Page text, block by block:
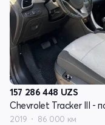
157 286 448 UZS
2019 86 000 км